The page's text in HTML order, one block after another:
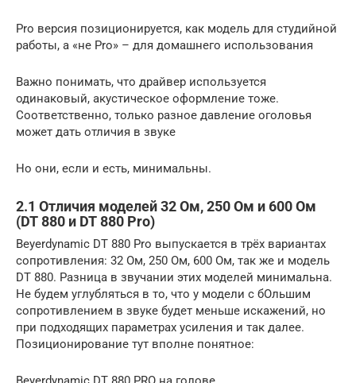
Pro версия позиционируется, как модель для студийной
работы, а «не Pro» – для домашнего использования
Важно понимать, что драйвер используется
одинаковый, акустическое оформление тоже.
Соответственно, только разное давление оголовья
может дать отличия в звуке
Но они, если и есть, минимальны.
2.1 Отличия моделей 32 Ом, 250 Ом и 600 Ом
(DT 880 и DT 880 Pro)
Beyerdynamic DT 880 Pro выпускается в трёх вариантах
сопротивления: 32 Ом, 250 Ом, 600 Ом, так же и модель
DT 880. Разница в звучании этих моделей минимальна.
Не будем углубляться в то, что у модели с бОльшим
сопротивлением в звуке будет меньше искажений, но
при подходящих параметрах усиления и так далее.
Позиционирование тут вполне понятное: